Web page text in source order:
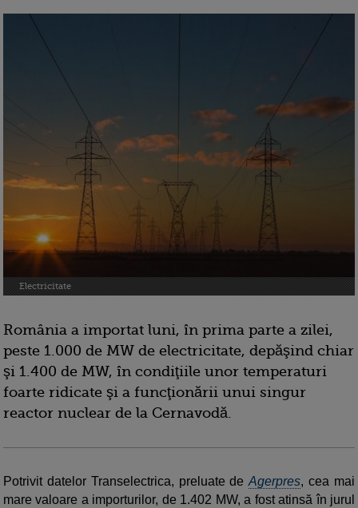
Electricitate
România a importat luni, în prima parte a zilei,
peste 1.000 de MW de electricitate, depăşind chiar
şi 1.400 de MW, în condiţiile unor temperaturi
foarte ridicate şi a funcţionării unui singur
reactor nuclear de la Cernavodă.
Potrivit datelor Transelectrica, preluate deAgerpres, cea mai
mare valoare a importurilor, de 1.402 MW, a fost atinsă în jurul